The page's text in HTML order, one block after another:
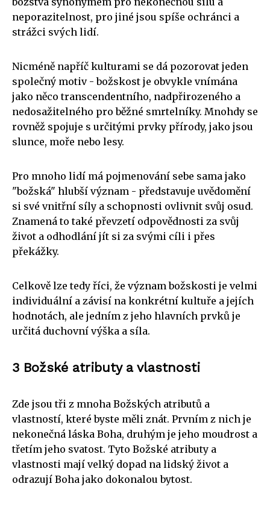
neporazitelnost, pro jiné jsou spíše ochránci a
strážci svých lidí.
Nicméně napříč kulturami se dá pozorovat jeden
společný motiv - božskost je obvykle vnímána
jako něco transcendentního, nadpřirozeného a
nedosažitelného pro běžné smrtelníky. Mnohdy se
rovněž spojuje s určitými prvky přírody, jako jsou
slunce, moře nebo lesy.
Pro mnoho lidí má pojmenování sebe sama jako
"božská" hlubší význam - představuje uvědomění
si své vnitřní síly a schopnosti ovlivnit svůj osud.
Znamená to také převzetí odpovědnosti za svůj
život a odhodlání jít si za svými cíli i přes
překážky.
Celkově lze tedy říci, že význam božskosti je velmi
individuální a závisí na konkrétní kultuře a jejích
hodnotách, ale jedním z jeho hlavních prvků je
určitá duchovní výška a síla.
3 Božské atributy a vlastnosti
Zde jsou tři z mnoha Božských atributů a
vlastností, které byste měli znát. Prvním z nich je
nekonečná láska Boha, druhým je jeho moudrost a
třetím jeho svatost. Tyto Božské atributy a
vlastnosti mají velký dopad na lidský život a
odrazují Boha jako dokonalou bytost.